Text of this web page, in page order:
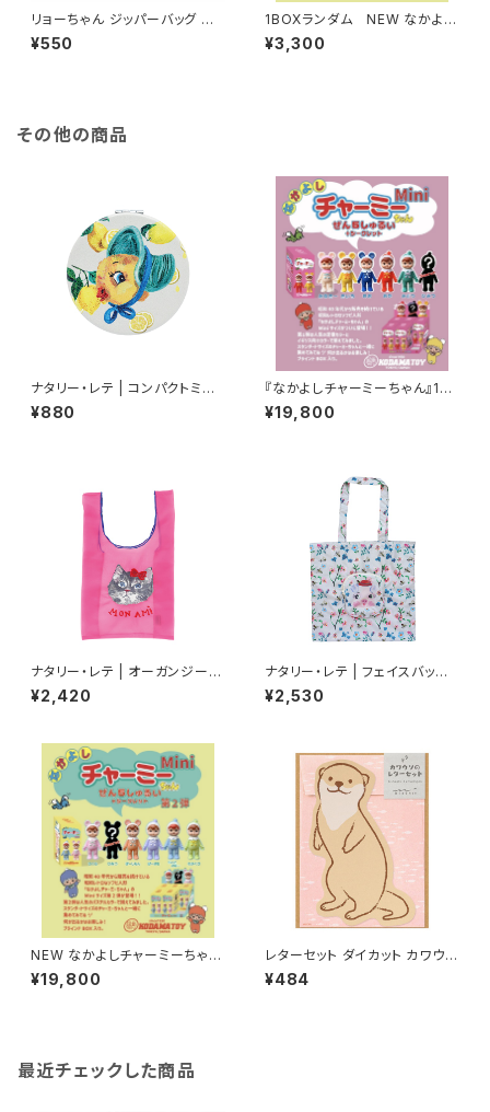
リョーちゃん ジッパーバッグ M
（6枚入り）
¥550
1BOXランダム NEW なかよし
チャーミーちゃんMini第2弾
¥3,300
その他の商品
ナタリー・レテ | コンパクトミラ
ー ひよこ | Compact mirror
Chick
¥880
『なかよしチャーミーちゃん』15c
mのMiniブラインドBOX ６個
入りセット
¥19,800
ナタリー・レテ | オーガンジーバ
ッグ S グレーキャット | Organd
y Bag S Gray cat
¥2,420
ナタリー・レテ | フェイスバッグ
ピッグ | Face bag Pig
¥2,530
NEW なかよしチャーミーちゃん
Mini第2弾（全5色＋シークレッ
ト）（ソフビ人形 フィギュア）
¥19,800
レターセット ダイカット カワウソ
柄
¥484
最近チェックした商品